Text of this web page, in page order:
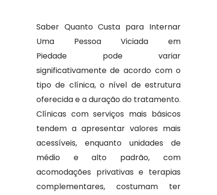
Saber Quanto Custa para Internar
Uma Pessoa Viciada em
Piedade pode variar
significativamente de acordo com o
tipo de clínica, o nível de estrutura
oferecida e a duração do tratamento.
Clínicas com serviços mais básicos
tendem a apresentar valores mais
acessíveis, enquanto unidades de
médio e alto padrão, com
acomodações privativas e terapias
complementares, costumam ter